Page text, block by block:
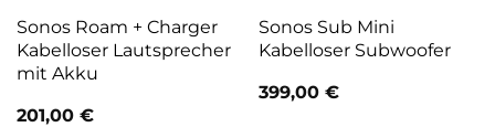
Sonos Roam + Charger
Kabelloser Lautsprecher
mit Akku
201,00 €
Sonos Sub Mini
Kabelloser Subwoofer
399,00 €